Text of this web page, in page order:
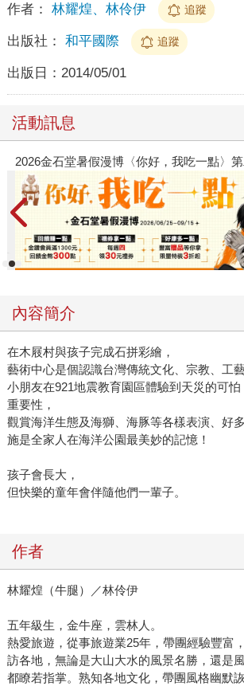
作者： 林耀煌、林伶伊 追蹤
出版社： 和平國際 追蹤
出版日： 2014/05/01
活動訊息
金石堂2026海外優惠：電子書
內容簡介
在木屐村與孩子完成石拼彩繪，
藝術中心是個認識台灣傳統文化、宗教、工
小朋友在921地震教育園區體驗到天災的可
重要性，
觀賞海洋生態及海獅、海豚等各樣表演、好
施是全家人在海洋公園最美妙的記憶！
孩子會長大，
但快樂的童年會伴隨他們一輩子。
作者
林耀煌（牛腿）／林伶伊
五年級生，金牛座，雲林人。
熱愛旅遊，從事旅遊業25年，帶團經驗豐富
訪各地，無論是大山大水的風景名勝，還是
都瞭若指掌。熟知各地文化，帶團風格幽默